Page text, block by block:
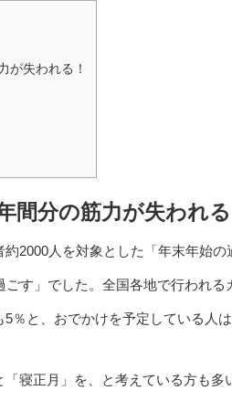
が失われる！
間分の筋力が失われる
2000人を対象とした「年末年始
す」でした。全国各地で行われる
％と、おでかけを予定している人
寝正月」を、と考えている方も